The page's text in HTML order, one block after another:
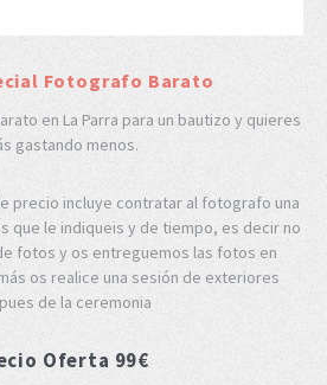
Fotografo Barato
en La Parra para un bautizo y quieres
gastando menos.
precio incluye contratar al fotografo una
que le indiqueis y de tiempo, es decir no
fotos y os entreguemos las fotos en
os realice una sesión de exteriores
de la ceremonia
Oferta 99€